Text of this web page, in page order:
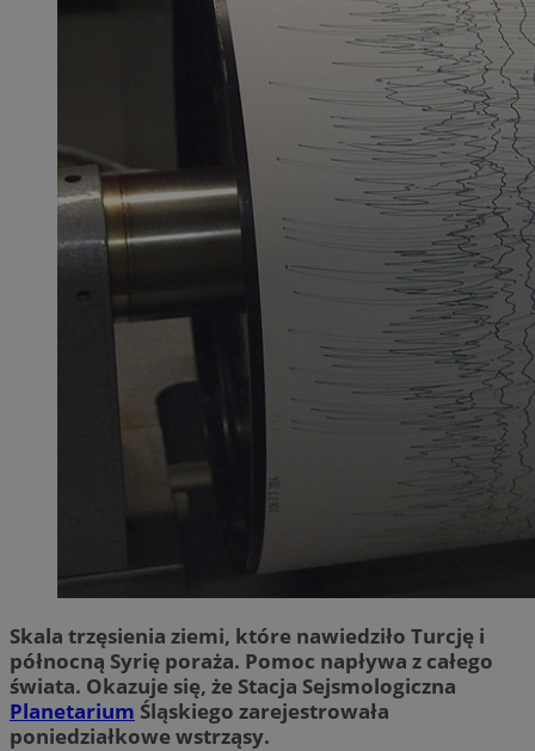
Skala trzęsienia ziemi, które nawiedziło Turcję i
północną Syrię poraża. Pomoc napływa z całego
świata. Okazuje się, że Stacja Sejsmologiczna
Planetarium Śląskiego zarejestrowała
poniedziałkowe wstrząsy.